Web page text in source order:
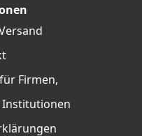
Firmen,